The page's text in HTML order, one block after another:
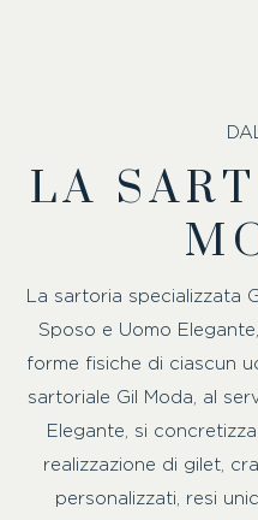
LA
La sartoria specializzata
Sposo e Uomo
forme fisiche di ciascun
sartoriale Gil Moda, al
Elegante, si
realizzazione di gilet,
personalizzati, resi